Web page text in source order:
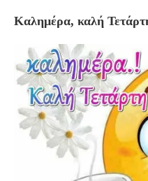
Καλημέρα, καλή